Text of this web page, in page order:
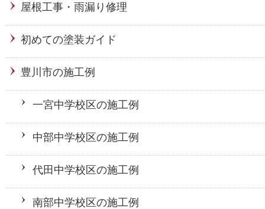
屋根工事・雨漏り修理
初めての塗装ガイド
豊川市の施工例
一宮中学校区の施工例
中部中学校区の施工例
代田中学校区の施工例
南部中学校区の施工例